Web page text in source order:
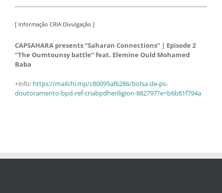
[ Informação CRIA Divulgação ]
CAPSAHARA presents “Saharan Connections” | Episode 2
“The Oumtounsy battle” feat. Elemine Ould Mohamed
Baba
+info: https://mailchi.mp/c80095af6286/bolsa-de-ps-
doutoramento-bpd-ref-criabpdheriligion-882797?e=b6b81f794a